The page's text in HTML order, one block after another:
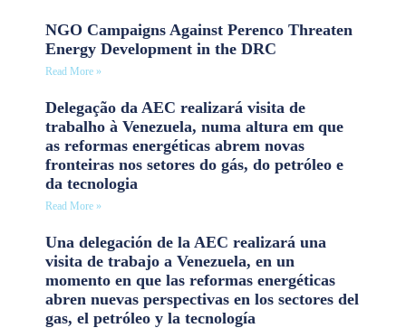
NGO Campaigns Against Perenco Threaten
Energy Development in the DRC
Read More »
Delegação da AEC realizará visita de
trabalho à Venezuela, numa altura em que
as reformas energéticas abrem novas
fronteiras nos setores do gás, do petróleo e
da tecnologia
Read More »
Una delegación de la AEC realizará una
visita de trabajo a Venezuela, en un
momento en que las reformas energéticas
abren nuevas perspectivas en los sectores del
gas, el petróleo y la tecnología